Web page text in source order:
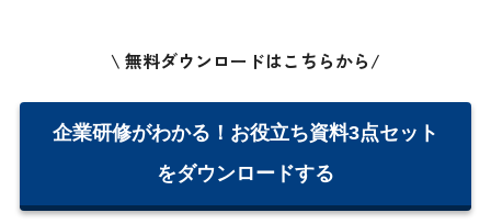
\ 無料ダウンロードはこちらから/
企業研修がわかる！お役立ち資料3点セット
をダウンロードする